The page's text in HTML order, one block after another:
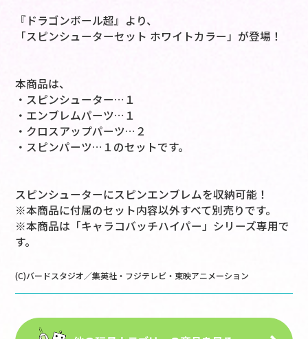
『ドラゴンボール超』より、
「スピンシューターセット ホワイトカラー」が登場！
本商品は、
・スピンシューター…１
・エンブレムパーツ…１
・クロスアップパーツ…２
・スピンパーツ…１のセットです。
スピンシューターにスピンエンブレムを収納可能！
※本商品に付属のセット内容以外すべて別売りです。
※本商品は「キャラコバッチハイパー」シリーズ専用で
す。
(C)バードスタジオ／集英社・フジテレビ・東映アニメーション